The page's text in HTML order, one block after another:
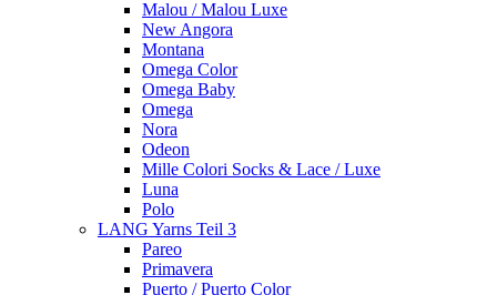
Malou / Malou Luxe
New Angora
Montana
Omega Color
Omega Baby
Omega
Nora
Odeon
Mille Colori Socks & Lace / Luxe
Luna
Polo
LANG Yarns Teil 3
Pareo
Primavera
Puerto / Puerto Color